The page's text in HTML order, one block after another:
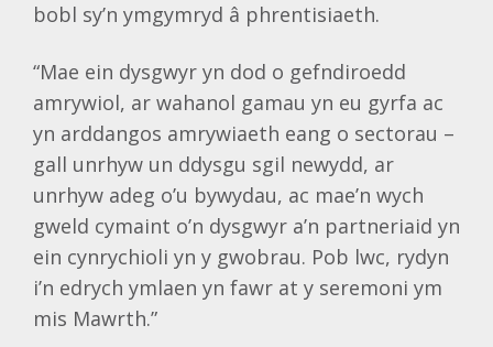
bobl sy’n ymgymryd â phrentisiaeth.
“Mae ein dysgwyr yn dod o gefndiroedd
amrywiol, ar wahanol gamau yn eu gyrfa ac
yn arddangos amrywiaeth eang o sectorau –
gall unrhyw un ddysgu sgil newydd, ar
unrhyw adeg o’u bywydau, ac mae’n wych
gweld cymaint o’n dysgwyr a’n partneriaid yn
ein cynrychioli yn y gwobrau. Pob lwc, rydyn
i’n edrych ymlaen yn fawr at y seremoni ym
mis Mawrth.”